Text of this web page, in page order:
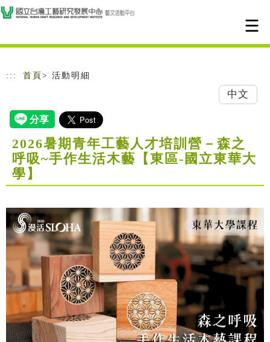
跳到主要內容
網站導覽
::: 首頁 > 活動明細
中文
2026暑期青年工藝人才培訓營－森之
呼吸~手作生活木藝【東區-國立東華大
學】